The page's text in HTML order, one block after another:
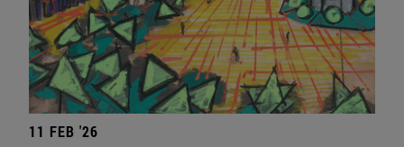
11 FEB '26